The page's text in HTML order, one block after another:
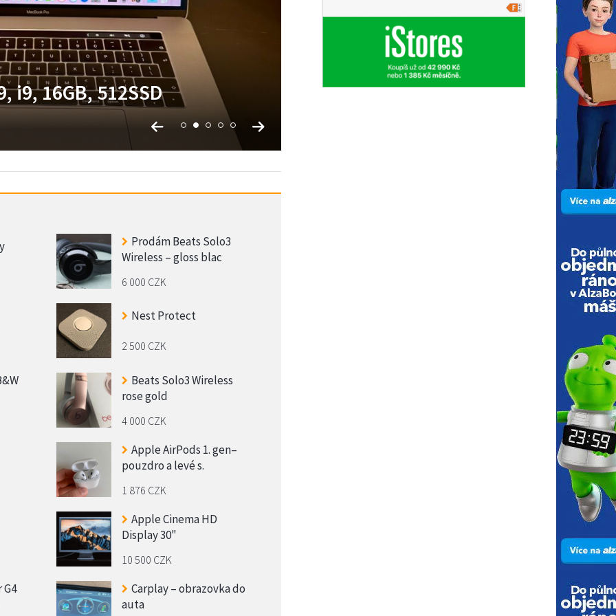
Pro,16GB,512 SSD
i9, 16GB, 512SSD
256GB v záruce
nový, záruka
Prodám Beats Solo3
Wireless – gloss blac
6 000 CZK
Nest Protect
2 500 CZK
Beats Solo3 Wireless
rose gold
4 000 CZK
Apple AirPods 1. gen–
pouzdro a levé s.
1 876 CZK
Apple Cinema HD
Display 30"
10 500 CZK
Carplay – obrazovka do
auta